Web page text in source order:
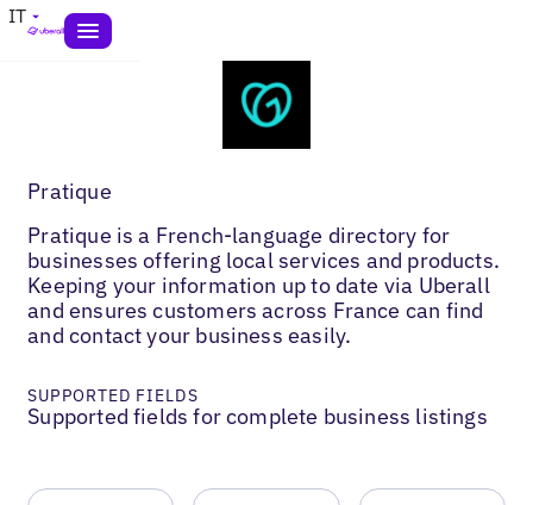
IT
Pratique
Pratique is a French-language directory for
businesses offering local services and products.
Keeping your information up to date via Uberall
and ensures customers across France can find
and contact your business easily.
SUPPORTED FIELDS
Supported fields for complete business listings